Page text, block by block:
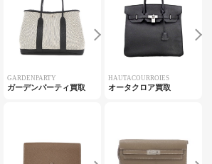
GARDENPARTY
ガーデンパーティ買取
HAUTACOURROIES
オータクロア買取